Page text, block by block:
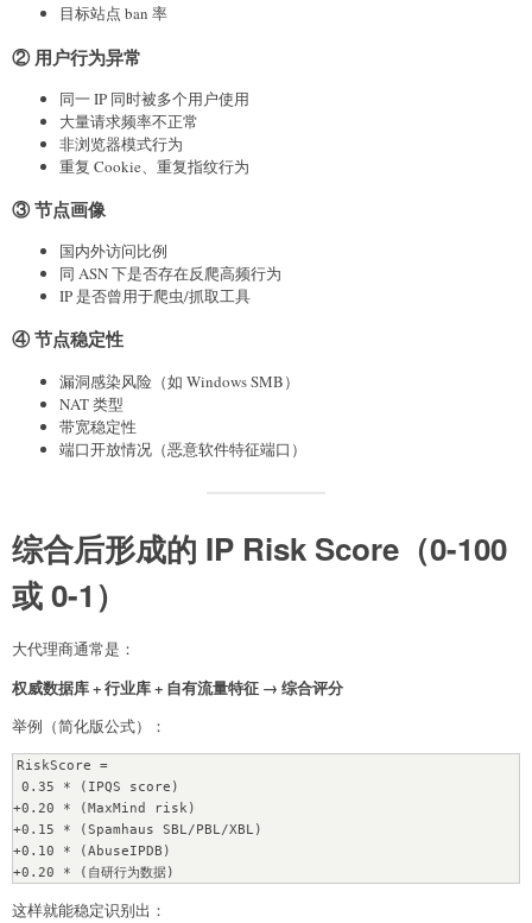
目标站点 ban 率
② 用户行为异常
同一 IP 同时被多个用户使用
大量请求频率不正常
非浏览器模式行为
重复 Cookie、重复指纹行为
③ 节点画像
国内外访问比例
同 ASN 下是否存在反爬高频行为
IP 是否曾用于爬虫/抓取工具
④ 节点稳定性
漏洞感染风险（如 Windows SMB）
NAT 类型
带宽稳定性
端口开放情况（恶意软件特征端口）
综合后形成的 IP Risk Score（0-100
或 0-1）
大代理商通常是：
权威数据库 + 行业库 + 自有流量特征 → 综合评分
举例（简化版公式）：
RiskScore =
+0.20 * (MaxMind risk)
+0.15 * (Spamhaus SBL/PBL/XBL)
+0.10 * (AbuseIPDB)
这样就能稳定识别出：